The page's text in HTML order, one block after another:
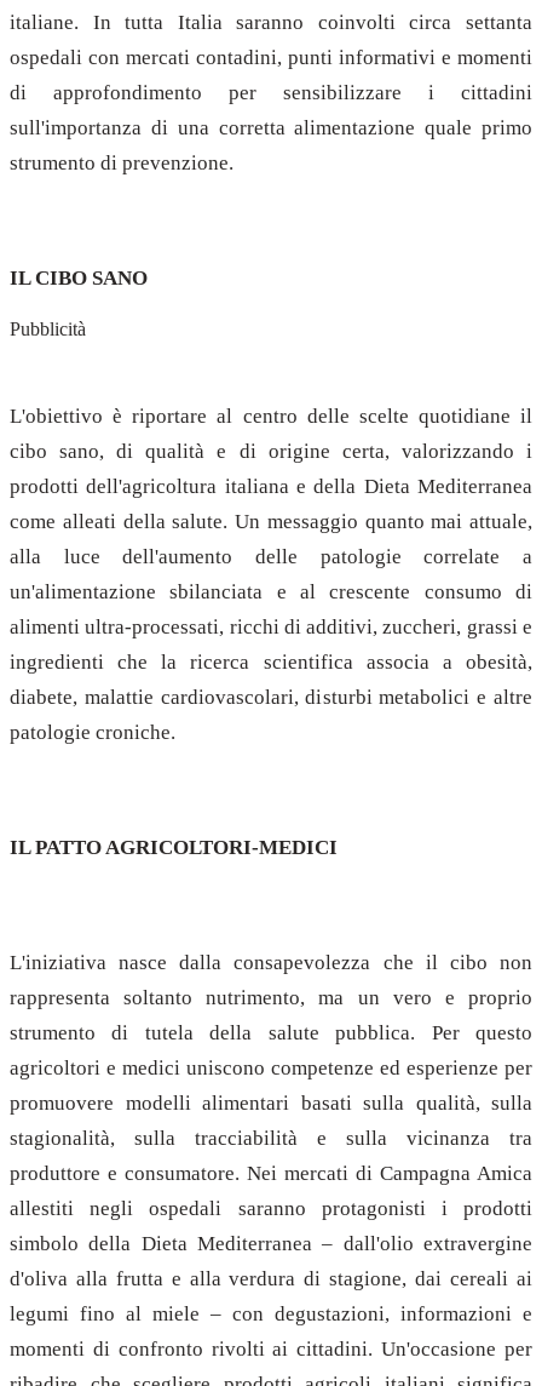
italiane. In tutta Italia saranno coinvolti circa settanta
ospedali con mercati contadini, punti informativi e momenti
di approfondimento per sensibilizzare i cittadini
sull'importanza di una corretta alimentazione quale primo
strumento di prevenzione.
IL CIBO SANO
Pubblicità
L'obiettivo è riportare al centro delle scelte quotidiane il
cibo sano, di qualità e di origine certa, valorizzando i
prodotti dell'agricoltura italiana e della Dieta Mediterranea
come alleati della salute. Un messaggio quanto mai attuale,
alla luce dell'aumento delle patologie correlate a
un'alimentazione sbilanciata e al crescente consumo di
alimenti ultra-processati, ricchi di additivi, zuccheri, grassi e
ingredienti che la ricerca scientifica associa a obesità,
diabete, malattie cardiovascolari, disturbi metabolici e altre
patologie croniche.
IL PATTO AGRICOLTORI-MEDICI
L'iniziativa nasce dalla consapevolezza che il cibo non
rappresenta soltanto nutrimento, ma un vero e proprio
strumento di tutela della salute pubblica. Per questo
agricoltori e medici uniscono competenze ed esperienze per
promuovere modelli alimentari basati sulla qualità, sulla
stagionalità, sulla tracciabilità e sulla vicinanza tra
produttore e consumatore. Nei mercati di Campagna Amica
allestiti negli ospedali saranno protagonisti i prodotti
simbolo della Dieta Mediterranea – dall'olio extravergine
d'oliva alla frutta e alla verdura di stagione, dai cereali ai
legumi fino al miele – con degustazioni, informazioni e
momenti di confronto rivolti ai cittadini. Un'occasione per